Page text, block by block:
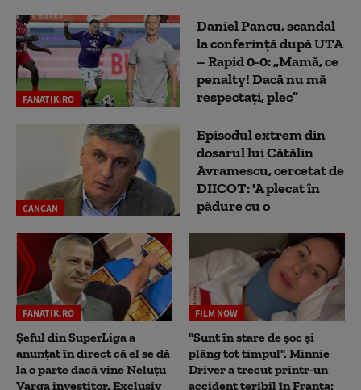
FANATIK.RO
Daniel Pancu, scandal
la conferință după UTA
– Rapid 0-0: „Mamă, ce
penalty! Dacă nu mă
respectați, plec”
CANCAN
Episodul extrem din
dosarul lui Cătălin
Avramescu, cercetat de
DIICOT: 'A plecat în
pădure cu o
FANATIK.RO
Șeful din SuperLiga a
anunțat în direct că el se dă
la o parte dacă vine Neluțu
Varga investitor. Exclusiv
FILM NOW
"Sunt în stare de șoc și
plâng tot timpul". Minnie
Driver a trecut printr-un
accident teribil în Franța: